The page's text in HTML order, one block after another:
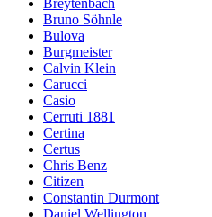
Breytenbach
Bruno Söhnle
Bulova
Burgmeister
Calvin Klein
Carucci
Casio
Cerruti 1881
Certina
Certus
Chris Benz
Citizen
Constantin Durmont